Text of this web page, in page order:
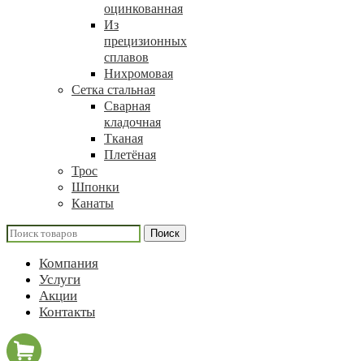
оцинкованная
Из
прецизионных
сплавов
Нихромовая
Сетка стальная
Сварная
кладочная
Тканая
Плетёная
Трос
Шпонки
Канаты
Поиск
Компания
Услуги
Акции
Контакты